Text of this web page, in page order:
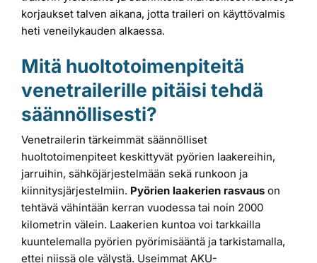
korjaukset talven aikana, jotta traileri on käyttövalmis
heti veneilykauden alkaessa.
Mitä huoltotoimenpiteitä
venetrailerille pitäisi tehdä
säännöllisesti?
Venetrailerin tärkeimmät säännölliset
huoltotoimenpiteet keskittyvät pyörien laakereihin,
jarruihin, sähköjärjestelmään sekä runkoon ja
kiinnitysjärjestelmiin. Pyörien laakerien rasvaus on
tehtävä vähintään kerran vuodessa tai noin 2000
kilometrin välein. Laakerien kuntoa voi tarkkailla
kuuntelemalla pyörien pyörimisääntä ja tarkistamalla,
ettei niissä ole välystä. Useimmat AKU-